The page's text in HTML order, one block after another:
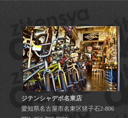
ジテンシャデポ名東店
愛知県名古屋市名東区猪子石2-806